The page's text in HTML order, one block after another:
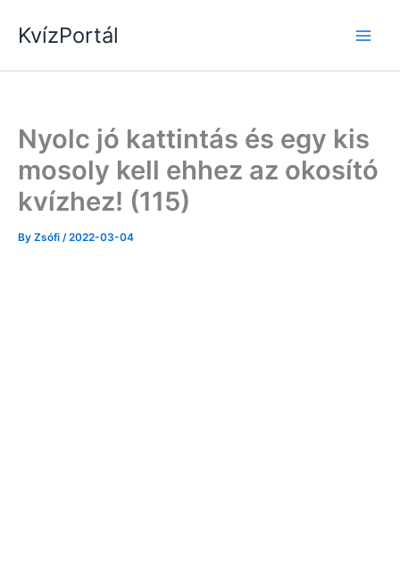
KvízPortál
Nyolc jó kattintás és egy kis
mosoly kell ehhez az okosító
kvízhez! (115)
By Zsófi /2022-03-04